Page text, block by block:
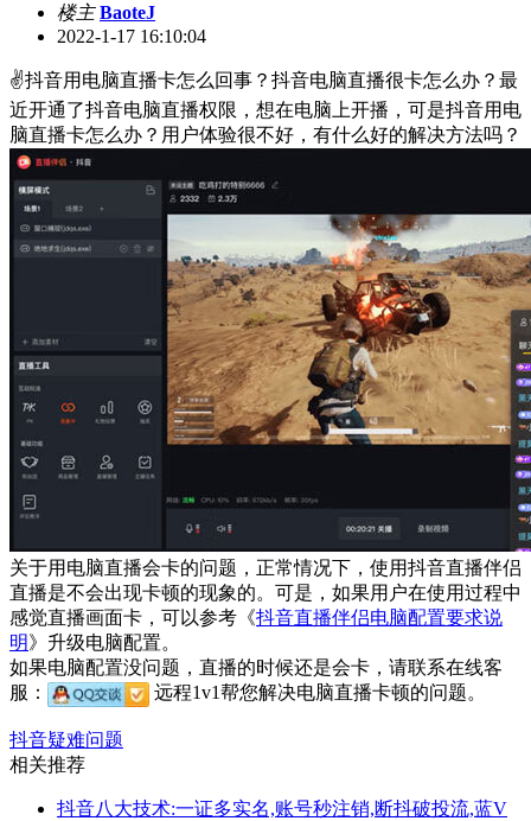
楼主 BaoteJ
2022-1-17 16:10:04
✌抖音用电脑直播卡怎么回事？抖音电脑直播很卡怎么办？最
近开通了抖音电脑直播权限，想在电脑上开播，可是抖音用电
脑直播卡怎么办？用户体验很不好，有什么好的解决方法吗？
关于用电脑直播会卡的问题，正常情况下，使用抖音直播伴侣
直播是不会出现卡顿的现象的。可是，如果用户在使用过程中
感觉直播画面卡，可以参考《抖音直播伴侣电脑配置要求说
明》升级电脑配置。
如果电脑配置没问题，直播的时候还是会卡，请联系在线客
服：
远程1v1帮您解决电脑直播卡顿的问题。
抖音疑难问题
相关推荐
抖音八大技术:一证多实名,账号秒注销,断抖破投流,蓝V